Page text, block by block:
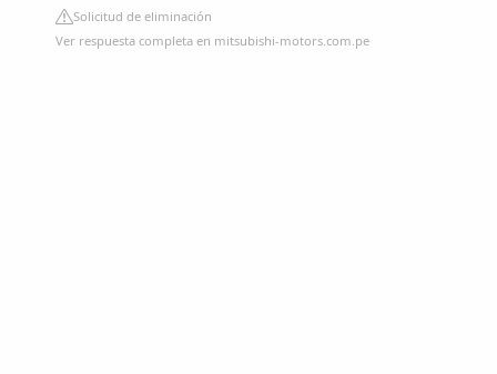
Solicitud de eliminación
Ver respuesta completa en mitsubishi-motors.com.pe